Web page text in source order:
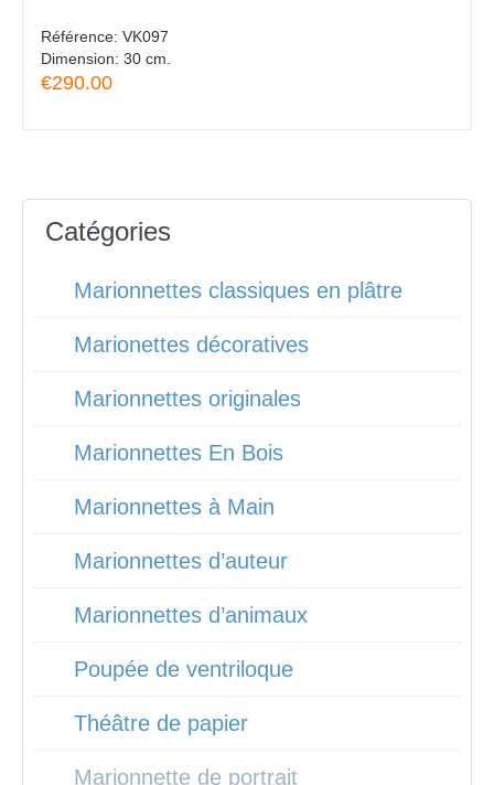
Référence: VK097
Dimension: 30 cm.
€290.00
Catégories
Marionnettes classiques en plâtre
Marionettes décoratives
Marionnettes originales
Marionnettes En Bois
Marionnettes à Main
Marionnettes d’auteur
Marionnettes d’animaux
Poupée de ventriloque
Théâtre de papier
Marionnette de portrait